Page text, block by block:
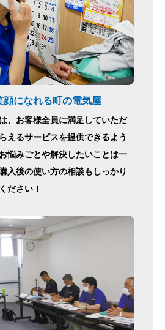
顔になれる町の電気屋
、お客様全員に満足していただ
えるサービスを提供できるよう
悩みごとや解決したいことは一
入後の使い方の相談もしっかり
ださい！